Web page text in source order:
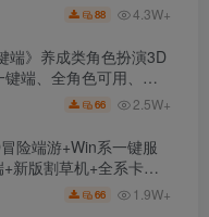
88 4.3W+
端》养成类角色扮演3D
端、全角色可用、无
装教程
66 2.5W+
险端游+Win系一键服
新版割草机+全系卡池
66 1.9W+